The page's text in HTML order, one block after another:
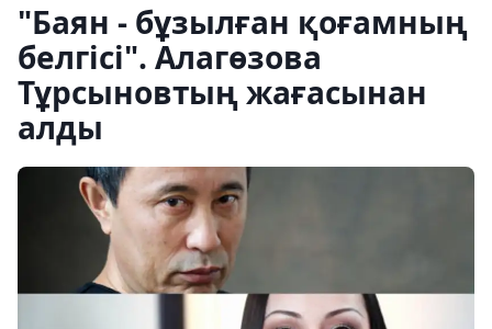
"Баян - бұзылған қоғамның
белгісі". Алагөзова
Тұрсыновтың жағасынан
алды